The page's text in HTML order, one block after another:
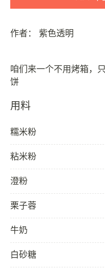
作者： 紫色透明
咱们来一个不用烤箱，
用料
糯米粉
粘米粉
澄粉
栗子蓉
牛奶
白砂糖